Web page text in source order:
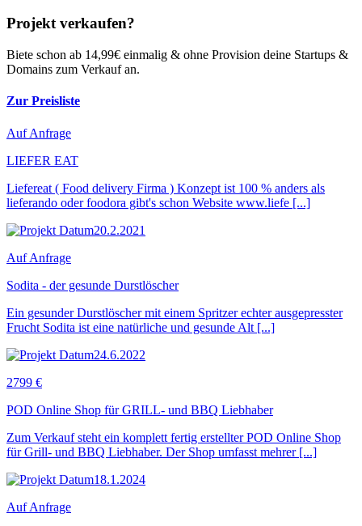
Projekt verkaufen?
Biete schon ab 14,99€ einmalig & ohne Provision deine Startups &
Domains zum Verkauf an.
Zur Preisliste
Auf Anfrage
LIEFER EAT
Liefereat ( Food delivery Firma ) Konzept ist 100 % anders als
lieferando oder foodora gibt's schon Website www.liefe [...]
20.2.2021
Auf Anfrage
Sodita - der gesunde Durstlöscher
Ein gesunder Durstlöscher mit einem Spritzer echter ausgepresster
Frucht Sodita ist eine natürliche und gesunde Alt [...]
24.6.2022
2799 €
POD Online Shop für GRILL- und BBQ Liebhaber
Zum Verkauf steht ein komplett fertig erstellter POD Online Shop
für Grill- und BBQ Liebhaber. Der Shop umfasst mehrer [...]
18.1.2024
Auf Anfrage